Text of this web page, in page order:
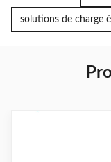
solutions de charge